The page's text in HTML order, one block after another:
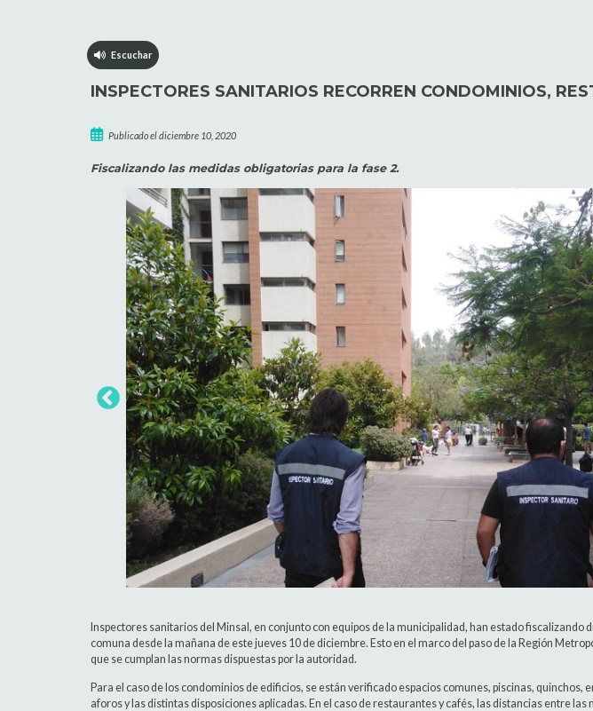
Escuchar
INSPECTORES SANITARIOS RECORREN CONDOMINIOS,
Publicado el diciembre 10, 2020
Fiscalizando las medidas obligatorias para la fase 2.
Inspectores sanitarios del Minsal, en conjunto con equipos de la municipalidad, han estado fiscalizando
comuna desde la mañana de este jueves 10 de diciembre. Esto en el marco del paso de la Región
que se cumplan las normas dispuestas por la autoridad.
Para el caso de los condominios de edificios, se están verificado espacios comunes, piscinas, quinchos,
aforos y las distintas disposiciones aplicadas. En el caso de restaurantes y cafés, las distancias entre las